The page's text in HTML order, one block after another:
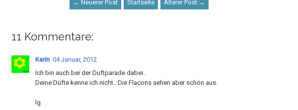
← Neuerer Post Startseite Älterer Post →
11 Kommentare:
Karin 04 Januar, 2012
Ich bin auch bei der Duftparade dabei..
Deine Düfte kenne ich nicht.. Die Flacons sehen aber schön aus.
lg